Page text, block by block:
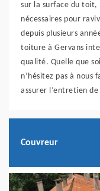
sur la surface du toit,
nécessaires pour
depuis plusieurs
toiture à Gervans
qualité. Quelle que
n’hésitez pas à nous
assurer l’entretien
Couvreur